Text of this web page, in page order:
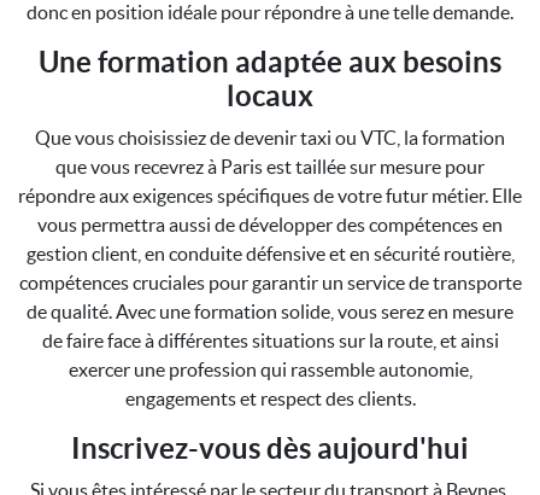
donc en position idéale pour répondre à une telle demande.
Une formation adaptée aux besoins
locaux
Que vous choisissiez de devenir taxi ou VTC, la formation
que vous recevrez à Paris est taillée sur mesure pour
répondre aux exigences spécifiques de votre futur métier. Elle
vous permettra aussi de développer des compétences en
gestion client, en conduite défensive et en sécurité routière,
compétences cruciales pour garantir un service de transporte
de qualité. Avec une formation solide, vous serez en mesure
de faire face à différentes situations sur la route, et ainsi
exercer une profession qui rassemble autonomie,
engagements et respect des clients.
Inscrivez-vous dès aujourd'hui
Si vous êtes intéressé par le secteur du transport à Beynes,